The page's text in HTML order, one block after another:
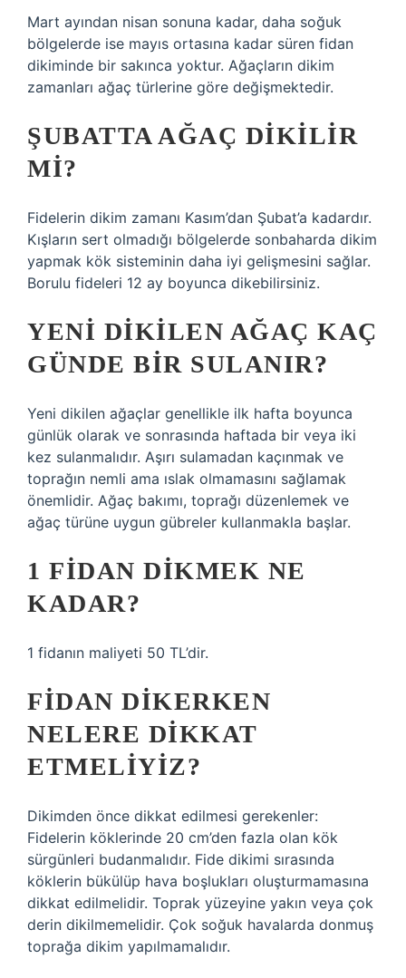
Mart ayından nisan sonuna kadar, daha soğuk
bölgelerde ise mayıs ortasına kadar süren fidan
dikiminde bir sakınca yoktur. Ağaçların dikim
zamanları ağaç türlerine göre değişmektedir.
ŞUBATTA AĞAÇ DIKILIR
MI?
Fidelerin dikim zamanı Kasım’dan Şubat’a kadardır.
Kışların sert olmadığı bölgelerde sonbaharda dikim
yapmak kök sisteminin daha iyi gelişmesini sağlar.
Borulu fideleri 12 ay boyunca dikebilirsiniz.
YENI DIKILEN AĞAÇ KAÇ
GÜNDE BIR SULANIR?
Yeni dikilen ağaçlar genellikle ilk hafta boyunca
günlük olarak ve sonrasında haftada bir veya iki
kez sulanmalıdır. Aşırı sulamadan kaçınmak ve
toprağın nemli ama ıslak olmamasını sağlamak
önemlidir. Ağaç bakımı, toprağı düzenlemek ve
ağaç türüne uygun gübreler kullanmakla başlar.
1 FIDAN DIKMEK NE
KADAR?
1 fidanın maliyeti 50 TL’dir.
FIDAN DIKERKEN
NELERE DIKKAT
ETMELIYIZ?
Dikimden önce dikkat edilmesi gerekenler:
Fidelerin köklerinde 20 cm’den fazla olan kök
sürgünleri budanmalıdır. Fide dikimi sırasında
köklerin bükülüp hava boşlukları oluşturmamasına
dikkat edilmelidir. Toprak yüzeyine yakın veya çok
derin dikilmemelidir. Çok soğuk havalarda donmuş
toprağa dikim yapılmamalıdır.